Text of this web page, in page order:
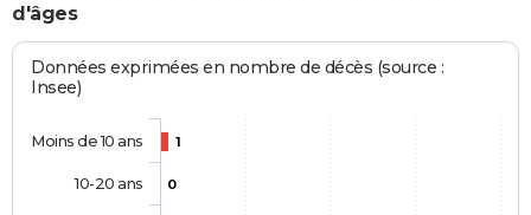
d'âges
Données exprimées en nombre de décès (source :
Insee)
1
0
Moins de 10 ans
10-20 ans